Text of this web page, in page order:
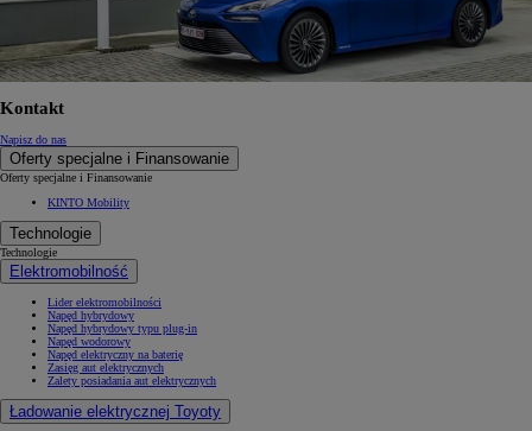
Kontakt
Napisz do nas
Oferty specjalne i Finansowanie
Oferty specjalne i Finansowanie
KINTO Mobility
Technologie
Technologie
Elektromobilność
Lider elektromobilności
Napęd hybrydowy
Napęd hybrydowy typu plug-in
Napęd wodorowy
Napęd elektryczny na baterię
Zasięg aut elektrycznych
Zalety posiadania aut elektrycznych
Ładowanie elektrycznej Toyoty